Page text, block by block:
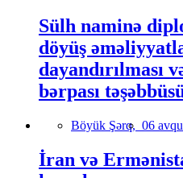
Sülh naminə
döyüş
dayandırılması
bərpası
Böyük Şərq, 06
İran və